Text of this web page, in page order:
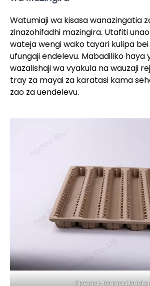
Watumiaji wa kisasa wanazingatia
zinazohifadhi mazingira. Utafiti
wateja wengi wako tayari kulipa bei
ufungaji endelevu. Mabadiliko haya
wazalishaji wa vyakula na wauzaji
tray za mayai za karatasi kama
zao za uendelevu.
Special-formad bricka